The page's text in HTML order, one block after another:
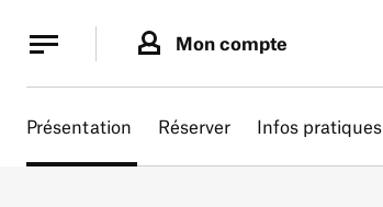
Mon compte
Présentation Réserver Infos pratiques